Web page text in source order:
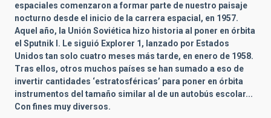
espaciales comenzaron a formar parte de nuestro paisaje
nocturno desde el inicio de la carrera espacial, en 1957.
Aquel año, la Unión Soviética hizo historia al poner en órbita
el Sputnik I. Le siguió Explorer 1, lanzado por Estados
Unidos tan solo cuatro meses más tarde, en enero de 1958.
Tras ellos, otros muchos países se han sumado a eso de
invertir cantidades ‘estratosféricas’ para poner en órbita
instrumentos del tamaño similar al de un autobús escolar...
Con fines muy diversos.